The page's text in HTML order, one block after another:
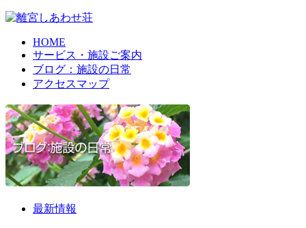
HOME
サービス・施設ご案内
ブログ：施設の日常
アクセスマップ
最新情報